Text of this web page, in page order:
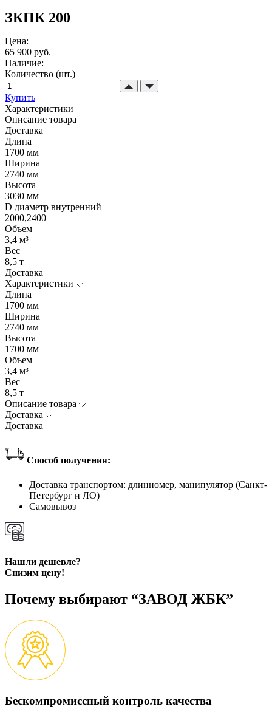
ЗКПК 200
Цена:
65 900 руб.
Наличие:
Количество (шт.)
Купить
Характеристики
Описание товара
Доставка
Длина
1700 мм
Ширина
2740 мм
Высота
3030 мм
D диаметр внутренний
2000,2400
Объем
3,4 м³
Вес
8,5 т
Доставка
Характеристики
Длина
1700 мм
Ширина
2740 мм
Высота
1700 мм
Объем
3,4 м³
Вес
8,5 т
Описание товара
Доставка
Доставка
Способ получения:
Доставка транспортом: длинномер, манипулятор (Санкт-
Петербург и ЛО)
Самовывоз
Нашли дешевле?
Снизим цену!
Почему выбирают “ЗАВОД ЖБК”
Бескомпромиссный контроль качества